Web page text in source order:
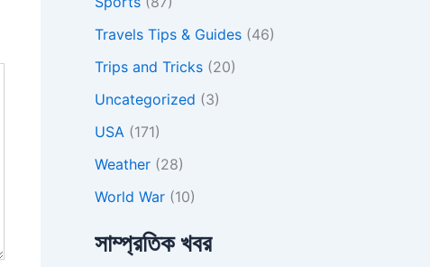
Travels Tips & Guides (46)
Trips and Tricks (20)
Uncategorized (3)
USA (171)
Weather (28)
World War (10)
সাম্প্রতিক খবর